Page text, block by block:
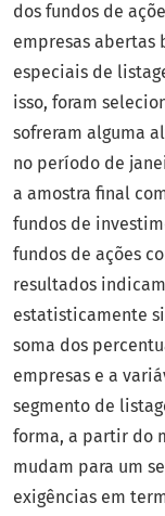
dos fundos de
empresas abertas
especiais de
isso, foram
sofreram alguma
no período de
a amostra final
fundos de
fundos de ações
resultados
estatisticamente
soma dos
empresas e a
segmento de
forma, a partir do
mudam para um
exigências em